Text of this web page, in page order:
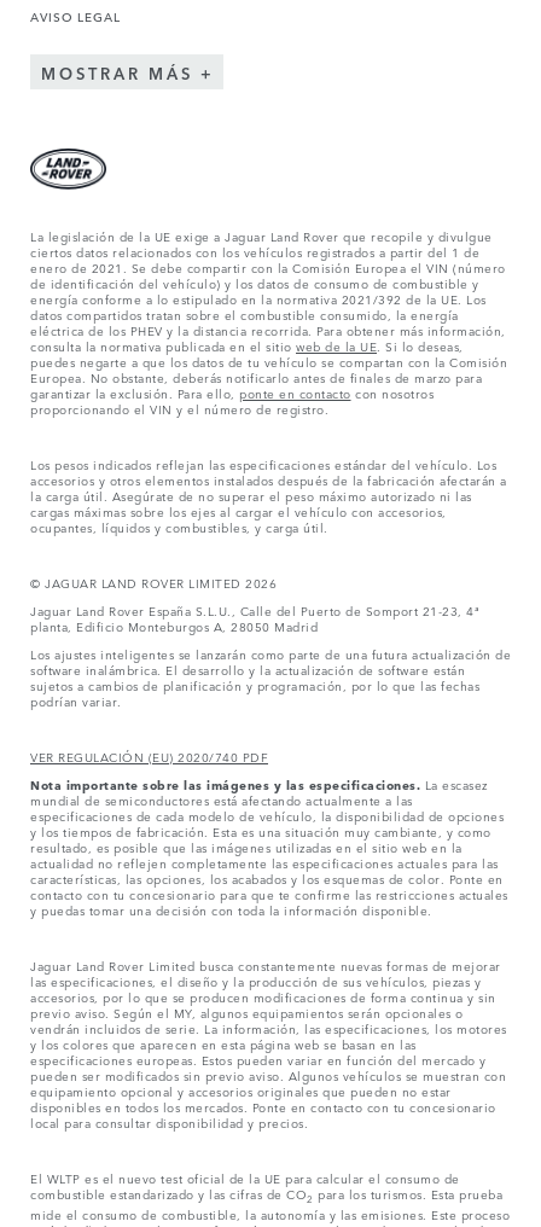
AVISO LEGAL
MOSTRAR MÁS
La legislación de la UE exige a Jaguar Land Rover que recopile y divulgue
ciertos datos relacionados con los vehículos registrados a partir del 1 de
enero de 2021. Se debe compartir con la Comisión Europea el VIN (número
de identificación del vehículo) y los datos de consumo de combustible y
energía conforme a lo estipulado en la normativa 2021/392 de la UE. Los
datos compartidos tratan sobre el combustible consumido, la energía
eléctrica de los PHEV y la distancia recorrida. Para obtener más información,
consulta la normativa publicada en el sitio web de la UE . Si lo deseas,
puedes negarte a que los datos de tu vehículo se compartan con la Comisión
Europea. No obstante, deberás notificarlo antes de finales de marzo para
garantizar la exclusión. Para ello, ponte en contacto con nosotros
proporcionando el VIN y el número de registro.
Los pesos indicados reflejan las especificaciones estándar del vehículo. Los
accesorios y otros elementos instalados después de la fabricación afectarán a
la carga útil. Asegúrate de no superar el peso máximo autorizado ni las
cargas máximas sobre los ejes al cargar el vehículo con accesorios,
ocupantes, líquidos y combustibles, y carga útil.
© JAGUAR LAND ROVER LIMITED 2026
Jaguar Land Rover España S.L.U., Calle del Puerto de Somport 21-23, 4ª
planta, Edificio Monteburgos A, 28050 Madrid
Los ajustes inteligentes se lanzarán como parte de una futura actualización de
software inalámbrica. El desarrollo y la actualización de software están
sujetos a cambios de planificación y programación, por lo que las fechas
podrían variar.
VER REGULACIÓN (EU) 2020/740 PDF
Nota importante sobre las imágenes y las especificaciones. La escasez
mundial de semiconductores está afectando actualmente a las
especificaciones de cada modelo de vehículo, la disponibilidad de opciones
y los tiempos de fabricación. Esta es una situación muy cambiante, y como
resultado, es posible que las imágenes utilizadas en el sitio web en la
actualidad no reflejen completamente las especificaciones actuales para las
características, las opciones, los acabados y los esquemas de color. Ponte en
contacto con tu concesionario para que te confirme las restricciones actuales
y puedas tomar una decisión con toda la información disponible.
Jaguar Land Rover Limited busca constantemente nuevas formas de mejorar
las especificaciones, el diseño y la producción de sus vehículos, piezas y
accesorios, por lo que se producen modificaciones de forma continua y sin
previo aviso. Según el MY, algunos equipamientos serán opcionales o
vendrán incluidos de serie. La información, las especificaciones, los motores
y los colores que aparecen en esta página web se basan en las
especificaciones europeas. Estos pueden variar en función del mercado y
pueden ser modificados sin previo aviso. Algunos vehículos se muestran con
equipamiento opcional y accesorios originales que pueden no estar
disponibles en todos los mercados. Ponte en contacto con tu concesionario
local para consultar disponibilidad y precios.
El WLTP es el nuevo test oficial de la UE para calcular el consumo de
combustible estandarizado y las cifras de CO2 para los turismos. Esta prueba
mide el consumo de combustible, la autonomía y las emisiones. Este proceso